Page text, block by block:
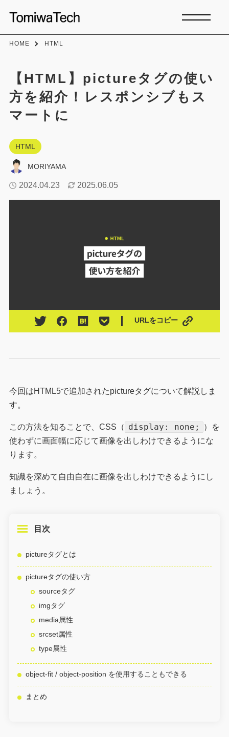
HOME HTML
【HTML】pictureタグの使い
方を紹介！レスポンシブもス
マートに
HTML
MORIYAMA
2024.04.23 2025.06.05
URLをコピー
今回はHTML5で追加されたpictureタグについて解説しま
す。
この方法を知ることで、CSS（ display: none;
）を
使わずに画面幅に応じて画像を出しわけできるようにな
ります。
知識を深めて自由自在に画像を出しわけできるようにし
ましょう。
目次
pictureタグとは
pictureタグの使い方
sourceタグ
imgタグ
media属性
srcset属性
type属性
object-fit / object-position を使用することもできる
まとめ